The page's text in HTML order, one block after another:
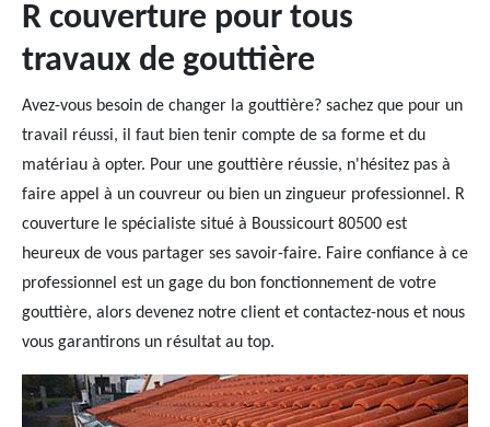
R couverture pour tous
travaux de gouttière
Avez-vous besoin de changer la gouttière? sachez que pour un
travail réussi, il faut bien tenir compte de sa forme et du
matériau à opter. Pour une gouttière réussie, n'hésitez pas à
faire appel à un couvreur ou bien un zingueur professionnel. R
couverture le spécialiste situé à Boussicourt 80500 est
heureux de vous partager ses savoir-faire. Faire confiance à ce
professionnel est un gage du bon fonctionnement de votre
gouttière, alors devenez notre client et contactez-nous et nous
vous garantirons un résultat au top.